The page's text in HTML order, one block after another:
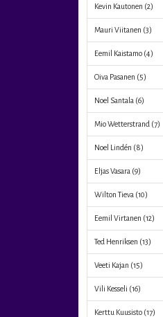
Kevin Kautonen (2)
Mauri Viitanen (3)
Eemil Kaistamo (4)
Oiva Pasanen (5)
Noel Santala (6)
Mio Wetterstrand (7)
Noel Lindén (8)
Eljas Vasara (9)
Wilton Tieva (10)
Eemil Virtanen (12)
Ted Henriksen (13)
Veeti Kajan (15)
Vili Kesseli (16)
Kerttu Kuusisto (17)